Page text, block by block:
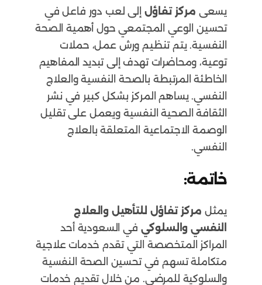
يسعى مركز تفاؤل إلى لعب دور فاعل في
تحسين الوعي المجتمعي حول أهمية الصحة
النفسية. يتم تنظيم ورش عمل، حملات
توعية، ومحاضرات تهدف إلى تبديد المفاهيم
الخاطئة المرتبطة بالصحة النفسية والعلاج
النفسي. يساهم المركز بشكل كبير في نشر
الثقافة الصحية النفسية ويعمل على تقليل
الوصمة الاجتماعية المتعلقة بالعلاج
النفسي.
خاتمة:
يمثل مركز تفاؤل للتأهيل والعلاج
النفسي والسلوكي في السعودية أحد
المراكز المتخصصة التي تقدم خدمات علاجية
متكاملة تسهم في تحسين الصحة النفسية
والسلوكية للمرضى. من خلال تقديم خدمات